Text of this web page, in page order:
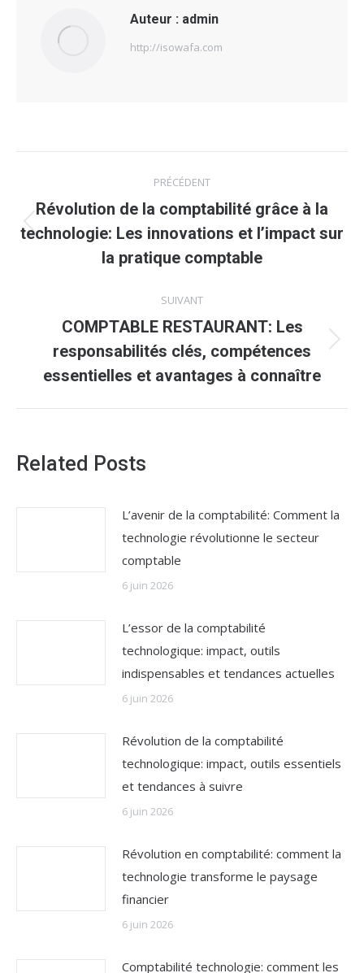
Auteur : admin
http://isowafa.com
article
PRÉCÉDENT
Article
précédent
Révolution de la comptabilité grâce à la
technologie: Les innovations et l’impact sur
la pratique comptable
SUIVANT
Article
suivant
COMPTABLE RESTAURANT: Les
responsabilités clés, compétences
essentielles et avantages à connaître
Related Posts
L’avenir de la comptabilité: Comment la
technologie révolutionne le secteur
comptable
6 juin 2026
L’essor de la comptabilité
technologique: impact, outils
indispensables et tendances actuelles
6 juin 2026
Révolution de la comptabilité
technologique: impact, outils essentiels
et tendances à suivre
6 juin 2026
Révolution en comptabilité: comment la
technologie transforme le paysage
financier
6 juin 2026
Comptabilité technologie: comment les